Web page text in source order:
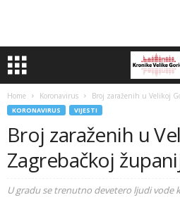
Home Koronavirus Broj zaraženih u Velikoj
KORONAVIRUS VIJESTI
Broj zaraženih u
Zagrebačkoj
U gradu se trenutno devetero ljudi vode